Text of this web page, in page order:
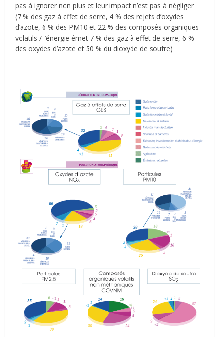
pas à ignorer non plus et leur impact n’est pas à négliger
(7 % des gaz à effet de serre, 4 % des rejets d’oxydes
d’azote, 6 % des PM10 et 22 % des composés organiques
volatils / l’énergie émet 7 % des gaz à effet de serre, 6 %
des oxydes d’azote et 50 % du dioxyde de soufre)